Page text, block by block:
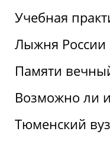
Учебная
Лыжня
Памяти
Возможно ли
Тюменский